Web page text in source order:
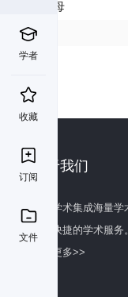
学者
收藏
订阅
文件
首字母
L
关于我们
百度学术集成海量学
全面快捷的学术服
了解更多>>